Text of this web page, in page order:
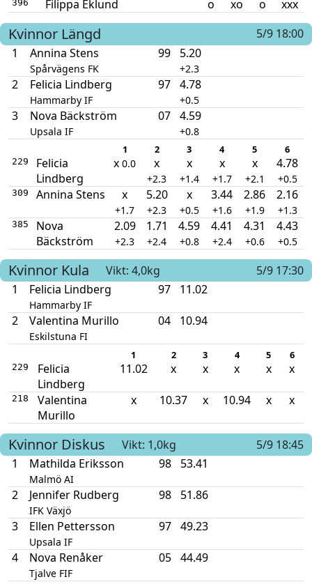
396 Filippa Eklund o xo o xxx
Kvinnor Längd
5/9 18:00
1
Annina Stens
Spårvägens FK
99 5.20
+2.3
2 Felicia Lindberg
Hammarby IF
97 4.78
+0.5
3 Nova Bäckström
Upsala IF
07 4.59
+0.8
1 2 3 4 5 6
229
Felicia
Lindberg
x 0.0 x
+2.3
x
+1.4
x
+1.7
x
+2.1
4.78
+0.5
309 Annina Stens x
+1.7
5.20
+2.3
x
+0.5
3.44
+1.6
2.86
+1.9
2.16
+1.3
385
Nova
Bäckström
2.09
+2.3
1.71
+2.4
4.59
+0.8
4.41
+2.4
4.31
+0.6
4.43
+0.5
Kvinnor Kula Vikt: 4,0kg
5/9 17:30
1
Felicia Lindberg
Hammarby IF
97 11.02
2 Valentina Murillo
Eskilstuna FI
04 10.94
1 2 3 4 5 6
229
Felicia
Lindberg
11.02 x x x x x
218
Valentina
Murillo
x 10.37 x 10.94 x x
Kvinnor Diskus Vikt: 1,0kg
5/9 18:45
1
Mathilda Eriksson
Malmö AI
98 53.41
2 Jennifer Rudberg
IFK Växjö
98 51.86
3 Ellen Pettersson
Upsala IF
97 49.23
4 Nova Renåker
Tjalve FIF
05 44.49